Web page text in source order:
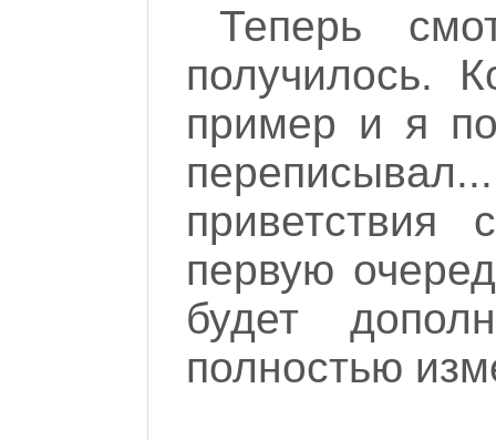
Теперь
получилось.
пример и я
приветствия
первую
будет
полностью